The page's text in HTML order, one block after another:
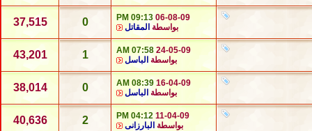
06-08-09
09:13 PM
بواسطة المقاتل 0
37,515
24-05-09
07:58 AM
بواسطة الباسل 1
43,201
16-04-09
08:39 AM
بواسطة الباسل 0
38,014
11-04-09
04:12 PM
بواسطة البارزانى 2
40,636